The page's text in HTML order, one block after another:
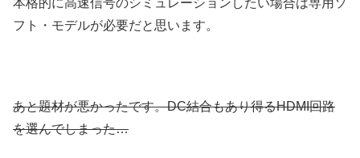
本格的に高速信号のシミュレーションしたい場合は専用ソ
フト・モデルが必要だと思います。
あと題材が悪かったです。DC結合もあり得るHDMI回路
を選んでしまった…